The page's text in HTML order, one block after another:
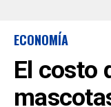
ECONOMÍA
El costo